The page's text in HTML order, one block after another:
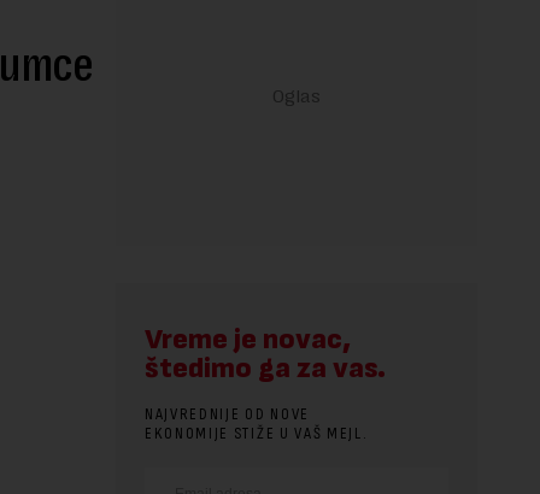
Vreme je novac,
štedimo ga za vas.
NAJVREDNIJE OD NOVE
EKONOMIJE STIŽE U VAŠ MEJL.